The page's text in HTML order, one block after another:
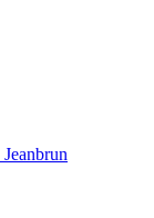
Jeanbrun